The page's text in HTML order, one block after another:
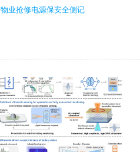
业抢修电源保安全侧记